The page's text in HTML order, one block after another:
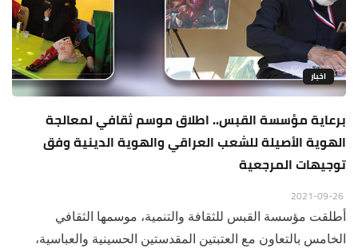
اخبار
برعاية مؤسسة القبس.. اطلاق موسم ثقافي لمعالجة
الهوية الأصيلة للشعب العراقي والهوية الدينية وفق
توجيهات المرجعية
أطلقت مؤسسة القبس للثقافة والتنمية، موسمها الثقافي
الخامس بالتعاون مع العتبتين المقدستين الحسينية والعباسية،